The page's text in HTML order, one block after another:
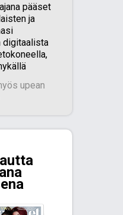
pääset
ja
digitaalista
upean